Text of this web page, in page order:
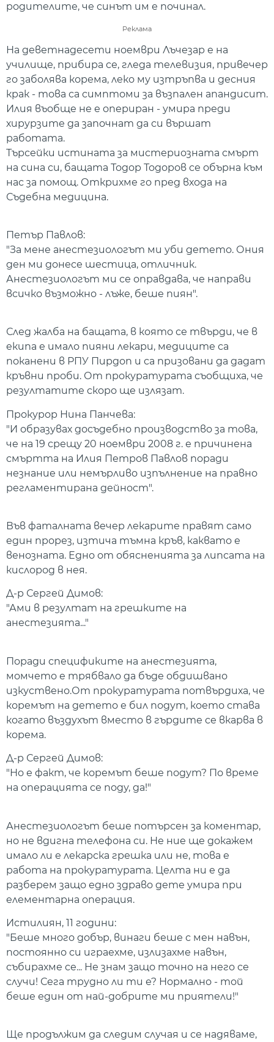
родителите, че синът им е починал.
Реклама
На деветнадесети ноември Лъчезар е на
училище, прибира се, гледа телевизия, привечер
го заболява корема, леко му изтръпва и десния
крак - това са симптоми за възпален апандисит.
Илия въобще не е опериран - умира преди
хирурзите да започнат да си вършат
работата.
Търсейки истината за мистериозната смърт
на сина си, бащата Тодор Тодоров се обърна към
нас за помощ. Открихме го пред входа на
Съдебна медицина.
Петър Павлов:
"За мене анестезиологът ми уби детето. Ония
ден ми донесе шестица, отличник.
Анестезиологът ми се оправдава, че направи
всичко възможно - лъже, беше пиян".
След жалба на бащата, в която се твърди, че в
екипа е имало пияни лекари, медиците са
поканени в РПУ Пирдоп и са призовани да дадат
кръвни проби. От прокуратурата съобщиха, че
резултатите скоро ще излязат.
Прокурор Нина Панчева:
"И образувах досъдебно производство за това,
че на 19 срещу 20 ноември 2008 г. е причинена
смъртта на Илия Петров Павлов поради
незнание или немърливо изпълнение на правно
регламентирана дейност".
Във фаталната вечер лекарите правят само
един прорез, изтича тъмна кръв, каквато е
венозната. Едно от обясненията за липсата на
кислород в нея.
Д-р Сергей Димов:
"Ами в резултат на грешките на
анестезията..."
Поради спецификите на анестезията,
момчето е трябвало да бъде обдишвано
изкуствено.От прокуратурата потвърдиха, че
коремът на детето е бил подут, което става
когато въздухът вместо в гърдите се вкарва в
корема.
Д-р Сергей Димов:
"Но е факт, че коремът беше подут? По време
на операцията се поду, да!"
Анестезиологът беше потърсен за коментар,
но не вдигна телефона си. Не ние ще докажем
имало ли е лекарска грешка или не, това е
работа на прокуратурата. Целта ни е да
разберем защо едно здраво дете умира при
елементарна операция.
Истилиян, 11 години:
"Беше много добър, винаги беше с мен навън,
постоянно си играехме, излизахме навън,
събирахме се... Не знам защо точно на него се
случи! Сега трудно ли ти е? Нормално - той
беше един от най-добрите ми приятели!"
Ще продължим да следим случая и се надяваме,